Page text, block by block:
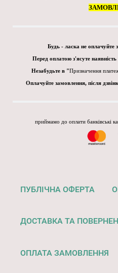
Будь - ласка не оплачуйте
Перед оплатою з'ясуте
Незабудьте в "Призначення
Оплачуйте замовлення, після
приймамо до оплати банківські
ПУБЛІЧНА ОФЕРТА
ДОСТАВКА ТА
ОПЛАТА ЗАМОВЛЕННЯ